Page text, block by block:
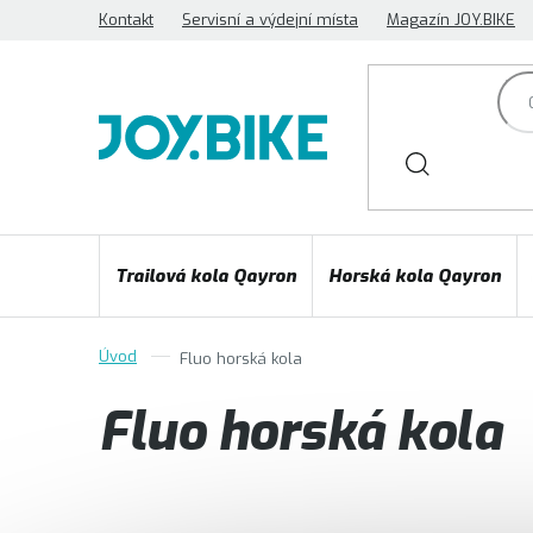
Kontakt Servisní a výdejní místa Magazín JOY.BIKE
Trailová kola Qayron Horská kola Qayron
Fluo horská kola
Fluo horská kola